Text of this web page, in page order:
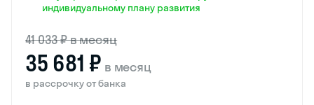
индивидуальному плану развития
41 033 ₽ в месяц
35 681 ₽ в месяц
в рассрочку от банка